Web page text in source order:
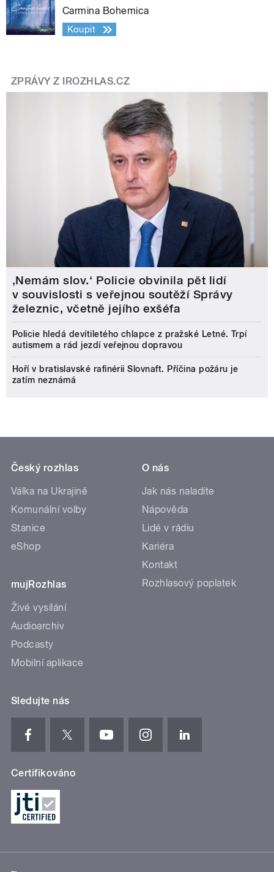
Carmina Bohemica
Koupit
ZPRÁVY Z IROZHLAS.CZ
‚Nemám slov.‘ Policie obvinila pět lidí
v souvislosti s veřejnou soutěží Správy
železnic, včetně jejího exšéfa
Policie hledá devítiletého chlapce z pražské Letné. Trpí
autismem a rád jezdí veřejnou dopravou
Hoří v bratislavské rafinérii Slovnaft. Příčina požáru je
zatím neznámá
Český rozhlas
Válka na Ukrajině
Komunální volby
Stanice
eShop
mujRozhlas
Živé vysílání
Audioarchiv
Podcasty
Mobilní aplikace
O nás
Jak nás naladíte
Nápověda
Lidé v rádiu
Kariéra
Kontakt
Rozhlasový poplatek
Sledujte nás
Certifikováno